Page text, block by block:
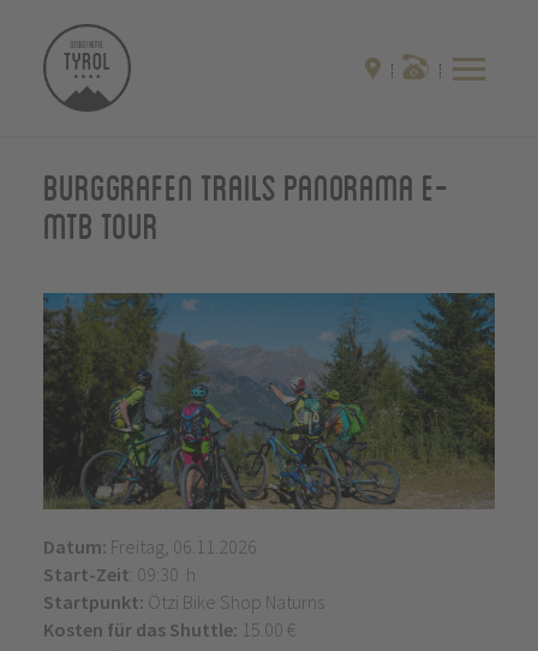
Burggrafen Trails Panorama E-
MTB Tour
Datum: Freitag, 06.11.2026
Start-Zeit: 09:30 h
Startpunkt: Ötzi Bike Shop Naturns
Kosten für das Shuttle: 15.00 €